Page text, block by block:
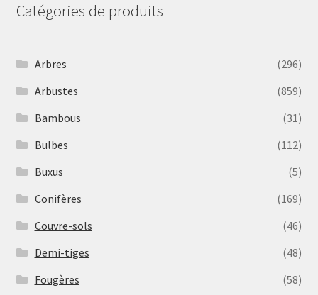
Catégories de produits
Arbres
(296)
Arbustes
(859)
Bambous
(31)
Bulbes
(112)
Buxus
(5)
Conifères
(169)
Couvre-sols
(46)
Demi-tiges
(48)
Fougères
(58)